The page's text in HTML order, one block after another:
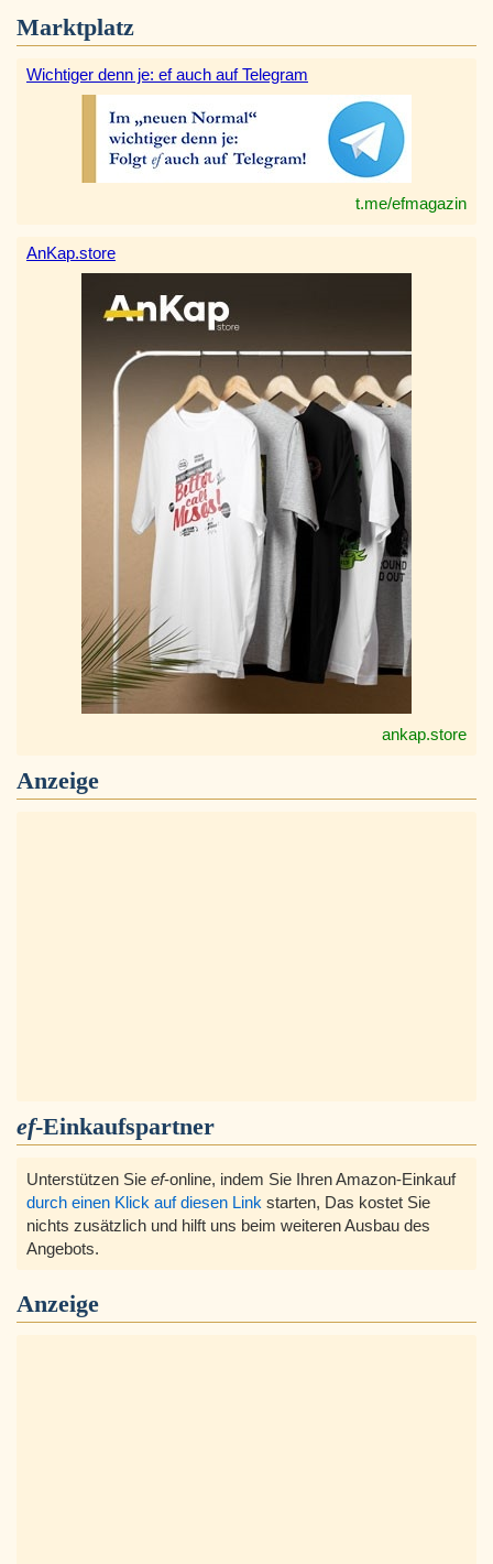
Marktplatz
Wichtiger denn je: ef auch auf Telegram
t.me/efmagazin
AnKap.store
ankap.store
Anzeige
ef-Einkaufspartner
Unterstützen Sie ef-online, indem Sie Ihren Amazon-Einkauf
durch einen Klick auf diesen Link starten, Das kostet Sie
nichts zusätzlich und hilft uns beim weiteren Ausbau des
Angebots.
Anzeige